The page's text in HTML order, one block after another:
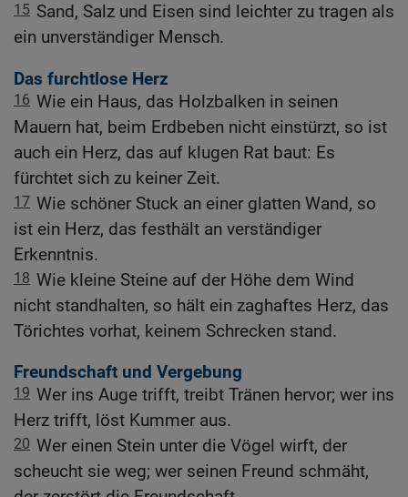
15 Sand, Salz und Eisen sind leichter zu tragen als
ein unverständiger Mensch.
Das furchtlose Herz
16 Wie ein Haus, das Holzbalken in seinen
Mauern hat, beim Erdbeben nicht einstürzt, so ist
auch ein Herz, das auf klugen Rat baut: Es
fürchtet sich zu keiner Zeit.
17 Wie schöner Stuck an einer glatten Wand, so
ist ein Herz, das festhält an verständiger
Erkenntnis.
18 Wie kleine Steine auf der Höhe dem Wind
nicht standhalten, so hält ein zaghaftes Herz, das
Törichtes vorhat, keinem Schrecken stand.
Freundschaft und Vergebung
19 Wer ins Auge trifft, treibt Tränen hervor; wer ins
Herz trifft, löst Kummer aus.
20 Wer einen Stein unter die Vögel wirft, der
scheucht sie weg; wer seinen Freund schmäht,